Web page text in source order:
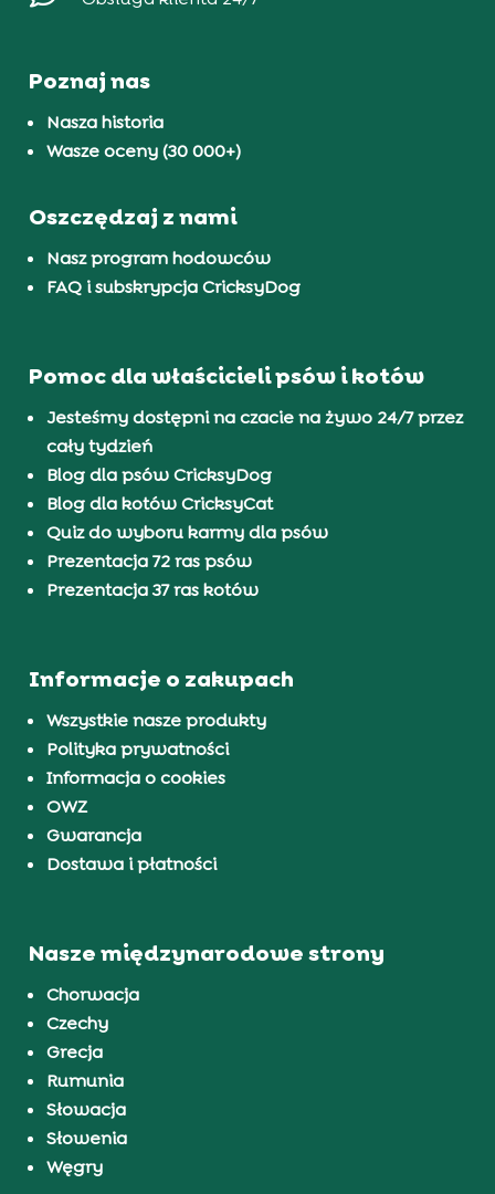
Poznaj nas
Nasza historia
Wasze oceny (30 000+)
Oszczędzaj z nami
Nasz program hodowców
FAQ i subskrypcja CricksyDog
Pomoc dla właścicieli psów i kotów
Jesteśmy dostępni na czacie na żywo 24/7 przez
cały tydzień
Blog dla psów CricksyDog
Blog dla kotów CricksyCat
Quiz do wyboru karmy dla psów
Prezentacja 72 ras psów
Prezentacja 37 ras kotów
Informacje o zakupach
Wszystkie nasze produkty
Polityka prywatności
Informacja o cookies
OWZ
Gwarancja
Dostawa i płatności
Nasze międzynarodowe strony
Chorwacja
Czechy
Grecja
Rumunia
Słowacja
Słowenia
Węgry